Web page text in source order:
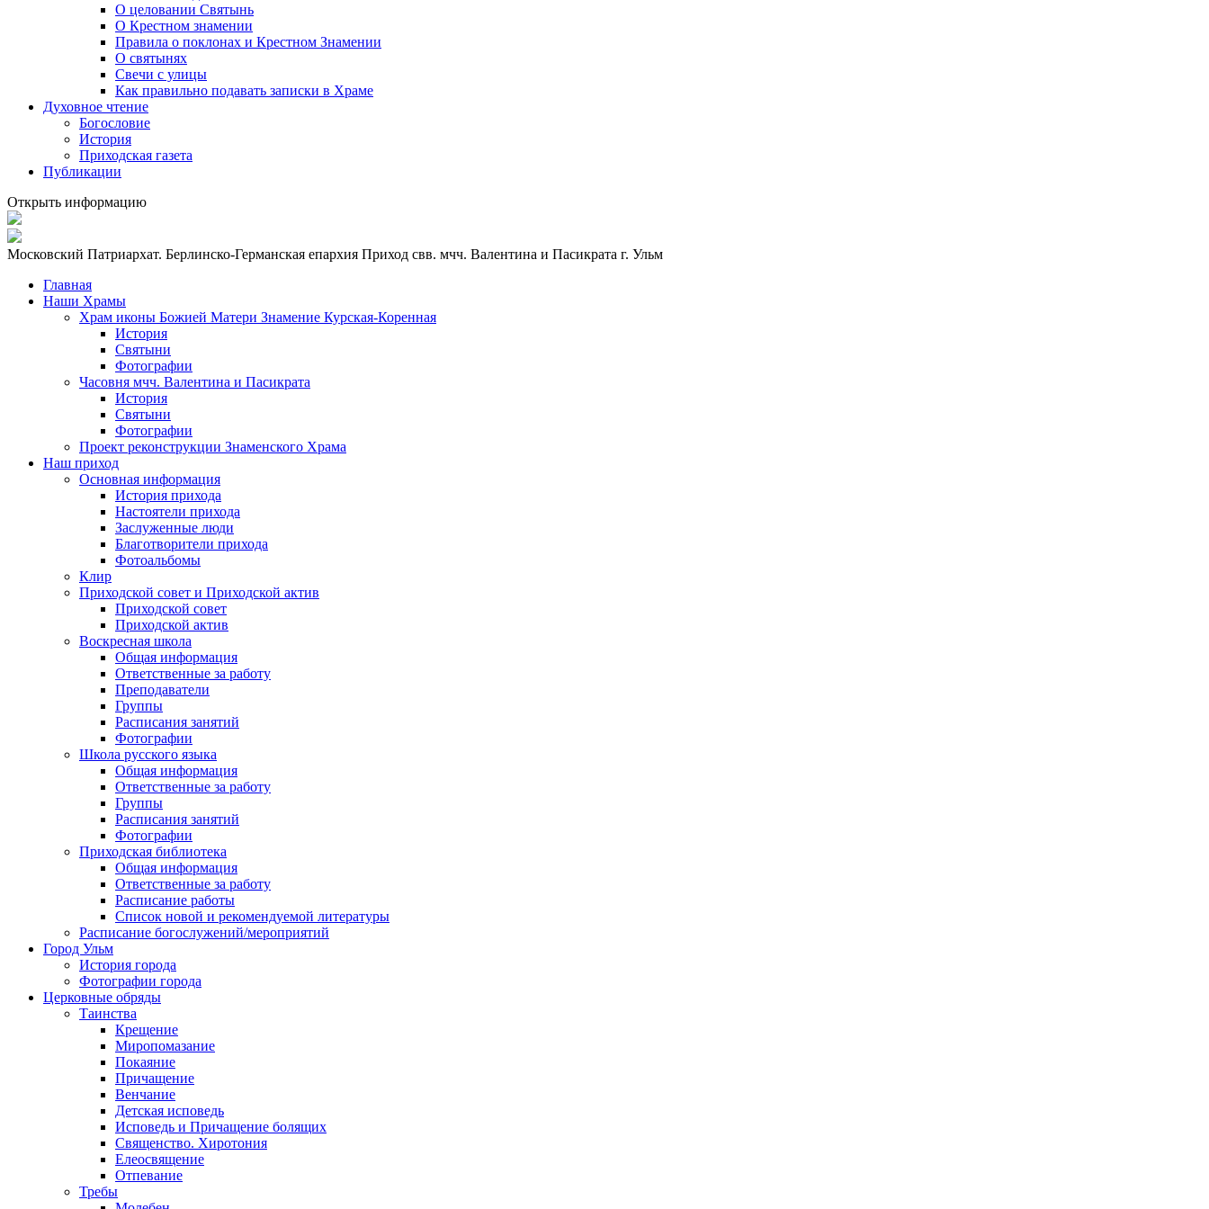
О целовании Святынь
О Крестном знамении
Правила о поклонах и Крестном Знамении
О святынях
Свечи с улицы
Как правильно подавать записки в Храме
Духовное чтение
Богословие
История
Приходская газета
Публикации
Открыть информацию
Московский Патриархат. Берлинско-Германская епархия Приход свв. мчч. Валентина и Пасикрата г. Ульм
Главная
Наши Храмы
Храм иконы Божией Матери Знамение Курская-Коренная
История
Святыни
Фотографии
Часовня мчч. Валентина и Пасикрата
История
Святыни
Фотографии
Проект реконструкции Знаменского Храма
Наш приход
Основная информация
История прихода
Настоятели прихода
Заслуженные люди
Благотворители прихода
Фотоальбомы
Клир
Приходской совет и Приходской актив
Приходской совет
Приходской актив
Воскресная школа
Общая информация
Ответственные за работу
Преподаватели
Группы
Расписания занятий
Фотографии
Школа русского языка
Общая информация
Ответственные за работу
Группы
Расписания занятий
Фотографии
Приходская библиотека
Общая информация
Ответственные за работу
Расписание работы
Список новой и рекомендуемой литературы
Расписание богослужений/мероприятий
Город Ульм
История города
Фотографии города
Церковные обряды
Таинства
Крещение
Миропомазание
Покаяние
Причащение
Венчание
Детская исповедь
Исповедь и Причащение болящих
Священство. Хиротония
Елеосвящение
Отпевание
Требы